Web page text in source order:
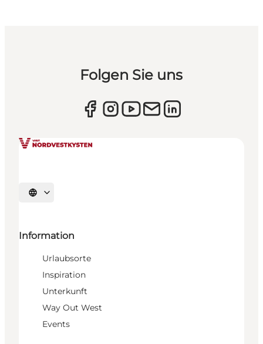
Folgen Sie uns
Sprache auswählen
Information
Urlaubsorte
Inspiration
Unterkunft
Way Out West
Events